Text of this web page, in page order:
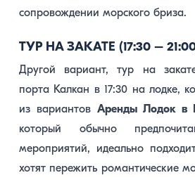
сопровождении морского бриза.
ТУР НА ЗАКАТЕ (17:30 –
Другой вариант, тур на
порта Калкан в 17:30 на лодке,
из вариантов Аренды Лодок в
который обычно
мероприятий, идеально
хотят пережить романтические